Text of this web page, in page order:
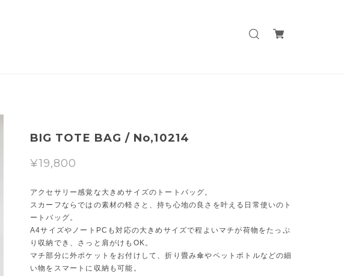
BIG TOTE BAG / No,10214
¥19,800
アクセサリー感覚な大きめサイズのトートバッグ。
スカーフならではの素材の軽さと、持ち心地の良さを叶える日常使いのト
ートバッグ。
A4サイズやノートPCも対応の大きめサイズで程よいマチが荷物をたっぷ
り収納でき、さっと肩がけもOK。
マチ部分に外ポケットをお付けして、折り畳み傘やペットボトルなどの細
い物をスマートに収納も可能。